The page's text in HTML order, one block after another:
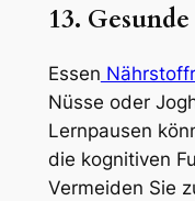
13.
Essen
Nüsse oder
Lernpausen
die kognitiven
Vermeiden Sie